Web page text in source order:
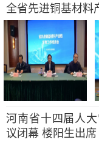
全省先进铜基材料
河南省十四届人
议闭幕 楼阳生出席